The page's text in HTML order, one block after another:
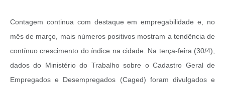
Contagem continua com destaque em empregabilidade e, no
mês de março, mais números positivos mostram a tendência de
contínuo crescimento do índice na cidade. Na terça-feira (30/4),
dados do Ministério do Trabalho sobre o Cadastro Geral de
Empregados e Desempregados (Caged) foram divulgados e